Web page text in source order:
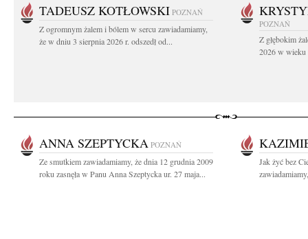
TADEUSZ KOTŁOWSKI POZNAŃ
Z ogromnym żalem i bólem w sercu zawiadamiamy,
że w dniu 3 sierpnia 2026 r. odszedł od...
POZNAŃ
Z głębokim
2026 w wieku
ANNA SZEPTYCKA POZNAŃ
Ze smutkiem zawiadamiamy, że dnia 12 grudnia 2009
roku zasnęła w Panu Anna Szeptycka ur. 27 maja...
Jak żyć bez